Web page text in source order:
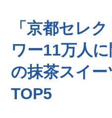
「京都セレ
ワー11万人
の抹茶スイ
TOP5